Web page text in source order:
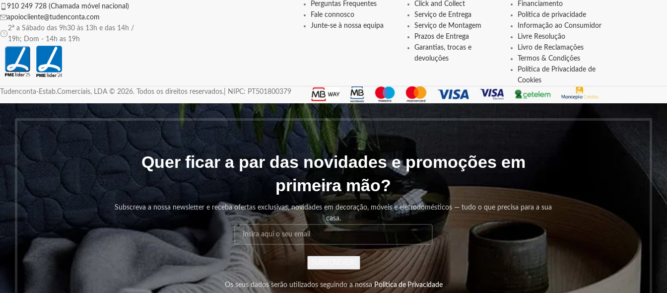
910 249 728 (Chamada móvel nacional)
apoiocliente@tudenconta.com
2ª a Sábado das 9h30 às 13h e das 14h /
19h; Dom - 14h as 19h
Perguntas Frequentes
Fale connosco
Junte-se à nossa equipa
Click and Collect
Serviço de Entrega
Serviço de Montagem
Prazos de Entrega
Garantias, trocas e
devoluções
Financiamento
Política de privacidade
Informação ao Consumidor
Livre Resolução
Livro de Reclamações
Termos & Condições
Política de Privacidade de
Cookies
Tudenconta-Estab.Comerciais, LDA © 2026. Todos os direitos reservados.| NIPC: PT501800379
Quer ficar a par das novidades e promoções em
primeira mão?
Subscreva a nossa newsletter e receba ofertas exclusivas, novidades em decoração, móveis e eletrodomésticos — tudo o que precisa para a sua
casa.
Os seus dados serão utilizados seguindo a nossaPolitica de Privacidade